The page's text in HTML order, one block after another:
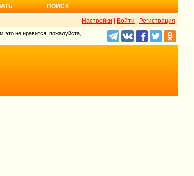
ПОИСК
Настройки Войти Регистрация
не нравится, пожалуйста,